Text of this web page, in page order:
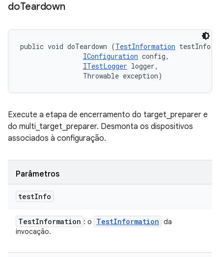
doTeardown
public void doTeardown (TestInformation testInfo,
IConfiguration config,
ITestLogger logger,
                Throwable exception)
Execute a etapa de encerramento do target_preparer e
do multi_target_preparer. Desmonta os dispositivos
associados à configuração.
Parâmetros
testInfo
TestInformation : o TestInformation da
invocação.